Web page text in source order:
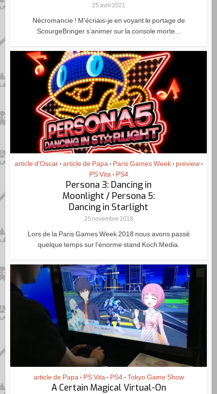
25 avril 2021
Nécromancie ! M’écriais-je en voyant le portage de
ScourgeBringer s’animer sur la console morte...
article d'Oscar • article de Papa • Paris Games Week • preview •
PS Vita • PS4
Persona 3: Dancing in
Moonlight / Persona 5:
Dancing in Starlight
25 novembre 2018
Lors de la Paris Games Week 2018 nous avons passé
quelque temps sur l’énorme stand Koch Media.
article de Papa • PS Vita • PS4 • Tokyo Game Show
A Certain Magical Virtual-On